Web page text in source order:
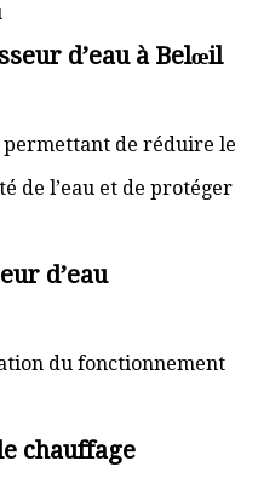
d’eau à Belœil
permettant de réduire le
de l’eau et de protéger
d’eau
du fonctionnement
chauffage